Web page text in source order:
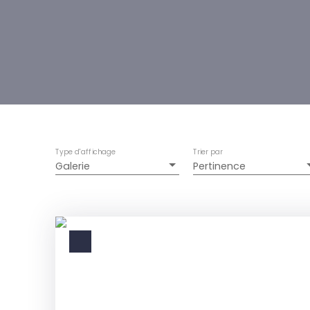
Galerie
Type d'affichage
Pertinence
Trier par